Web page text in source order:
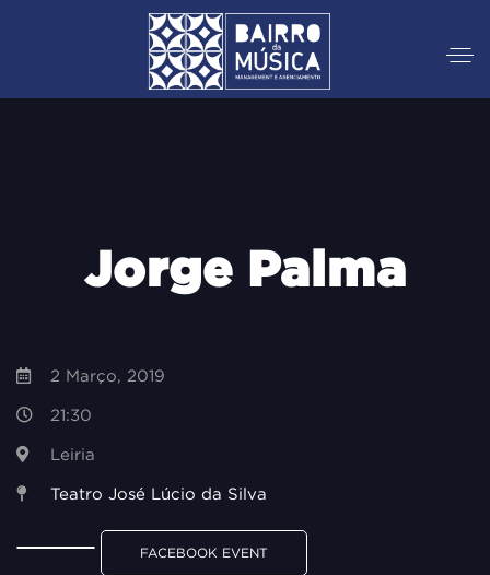
Jorge Palma
2 Março, 2019
21:30
Leiria
Teatro José Lúcio da Silva
FACEBOOK EVENT